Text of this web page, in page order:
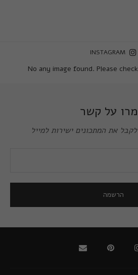
INSTAGRAM
No any image found. Please
על קשר
את המתכונים ישירות למייל